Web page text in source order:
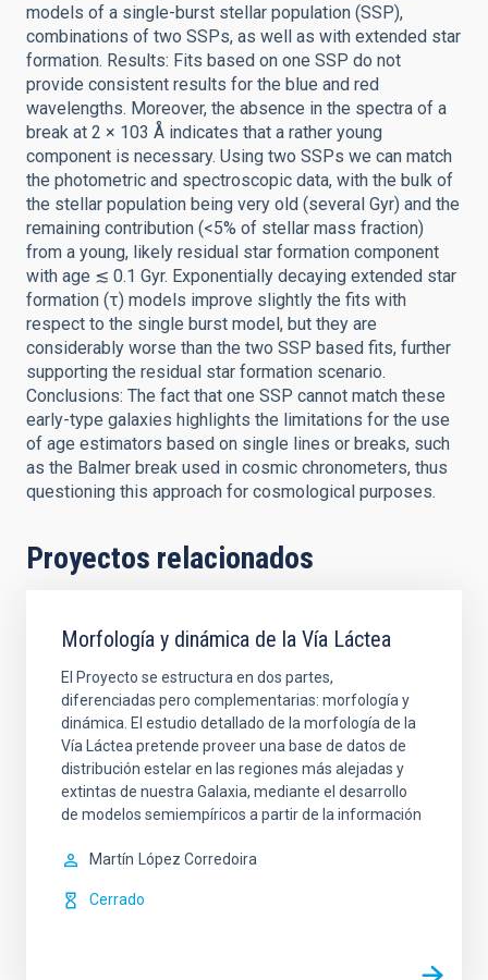
models of a single-burst stellar population (SSP),
combinations of two SSPs, as well as with extended star
formation. Results: Fits based on one SSP do not
provide consistent results for the blue and red
wavelengths. Moreover, the absence in the spectra of a
break at 2 × 103 Å indicates that a rather young
component is necessary. Using two SSPs we can match
the photometric and spectroscopic data, with the bulk of
the stellar population being very old (several Gyr) and the
remaining contribution (<5% of stellar mass fraction)
from a young, likely residual star formation component
with age ≲ 0.1 Gyr. Exponentially decaying extended star
formation (τ) models improve slightly the fits with
respect to the single burst model, but they are
considerably worse than the two SSP based fits, further
supporting the residual star formation scenario.
Conclusions: The fact that one SSP cannot match these
early-type galaxies highlights the limitations for the use
of age estimators based on single lines or breaks, such
as the Balmer break used in cosmic chronometers, thus
questioning this approach for cosmological purposes.
Proyectos relacionados
Morfología y dinámica de la Vía Láctea
El Proyecto se estructura en dos partes,
diferenciadas pero complementarias: morfología y
dinámica. El estudio detallado de la morfología de la
Vía Láctea pretende proveer una base de datos de
distribución estelar en las regiones más alejadas y
extintas de nuestra Galaxia, mediante el desarrollo
de modelos semiempíricos a partir de la información
Martín López Corredoira
Cerrado